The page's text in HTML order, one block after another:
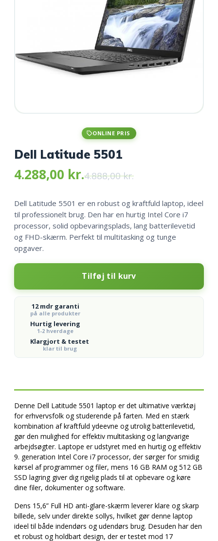
ONLINE PRIS
Dell Latitude 5501
4.888,00kr.
Original
price
4.888,00 kr..
4.288,00 kr.
Current
price
4.288,00 kr..
Dell Latitude 5501 er en robust og kraftfuld laptop, ideel
til professionelt brug. Den har en hurtig Intel Core i7
processor, solid opbevaringsplads, lang batterilevetid
og FHD-skærm. Perfekt til multitasking og tunge
opgaver.
Dell
5501
Tilføj til kurv
12 mdr garanti
på alle produkter
Hurtig levering
1-2 hverdage
Klargjort & testet
klar til brug
Denne Dell Latitude 5501 laptop er det ultimative værktøj
for erhvervsfolk og studerende på farten. Med en stærk
kombination af kraftfuld ydeevne og utrolig batterilevetid,
gør den mulighed for effektiv multitasking og langvarige
arbejdsøgter. Laptope er udstyret med en hurtig og effektiv
9. generation Intel Core i7 processor, der sørger for smidig
kørsel af programmer og filer, mens 16 GB RAM og 512 GB
SSD lagring giver dig rigelig plads til at opbevare og køre
dine filer, dokumenter og software.
Dens 15,6” Full HD anti-glare-skærm leverer klare og skarp
billede, selv under direkte sollys, hvilket gør denne laptop
ideel til både indendørs og udendørs brug. Desuden har den
et robust og holdbart design, der er testet mod 17